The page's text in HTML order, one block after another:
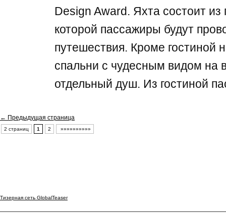
Design Award. Яхта состоит из
которой пассажиры будут
путешествия. Кроме гостиной
спальни с чудесным видом на
отдельный душ. Из гостиной
← Предыдущая страница
2 страниц 1 2 »»»»»»»»»»
Тизерная сеть GlobalTeaser